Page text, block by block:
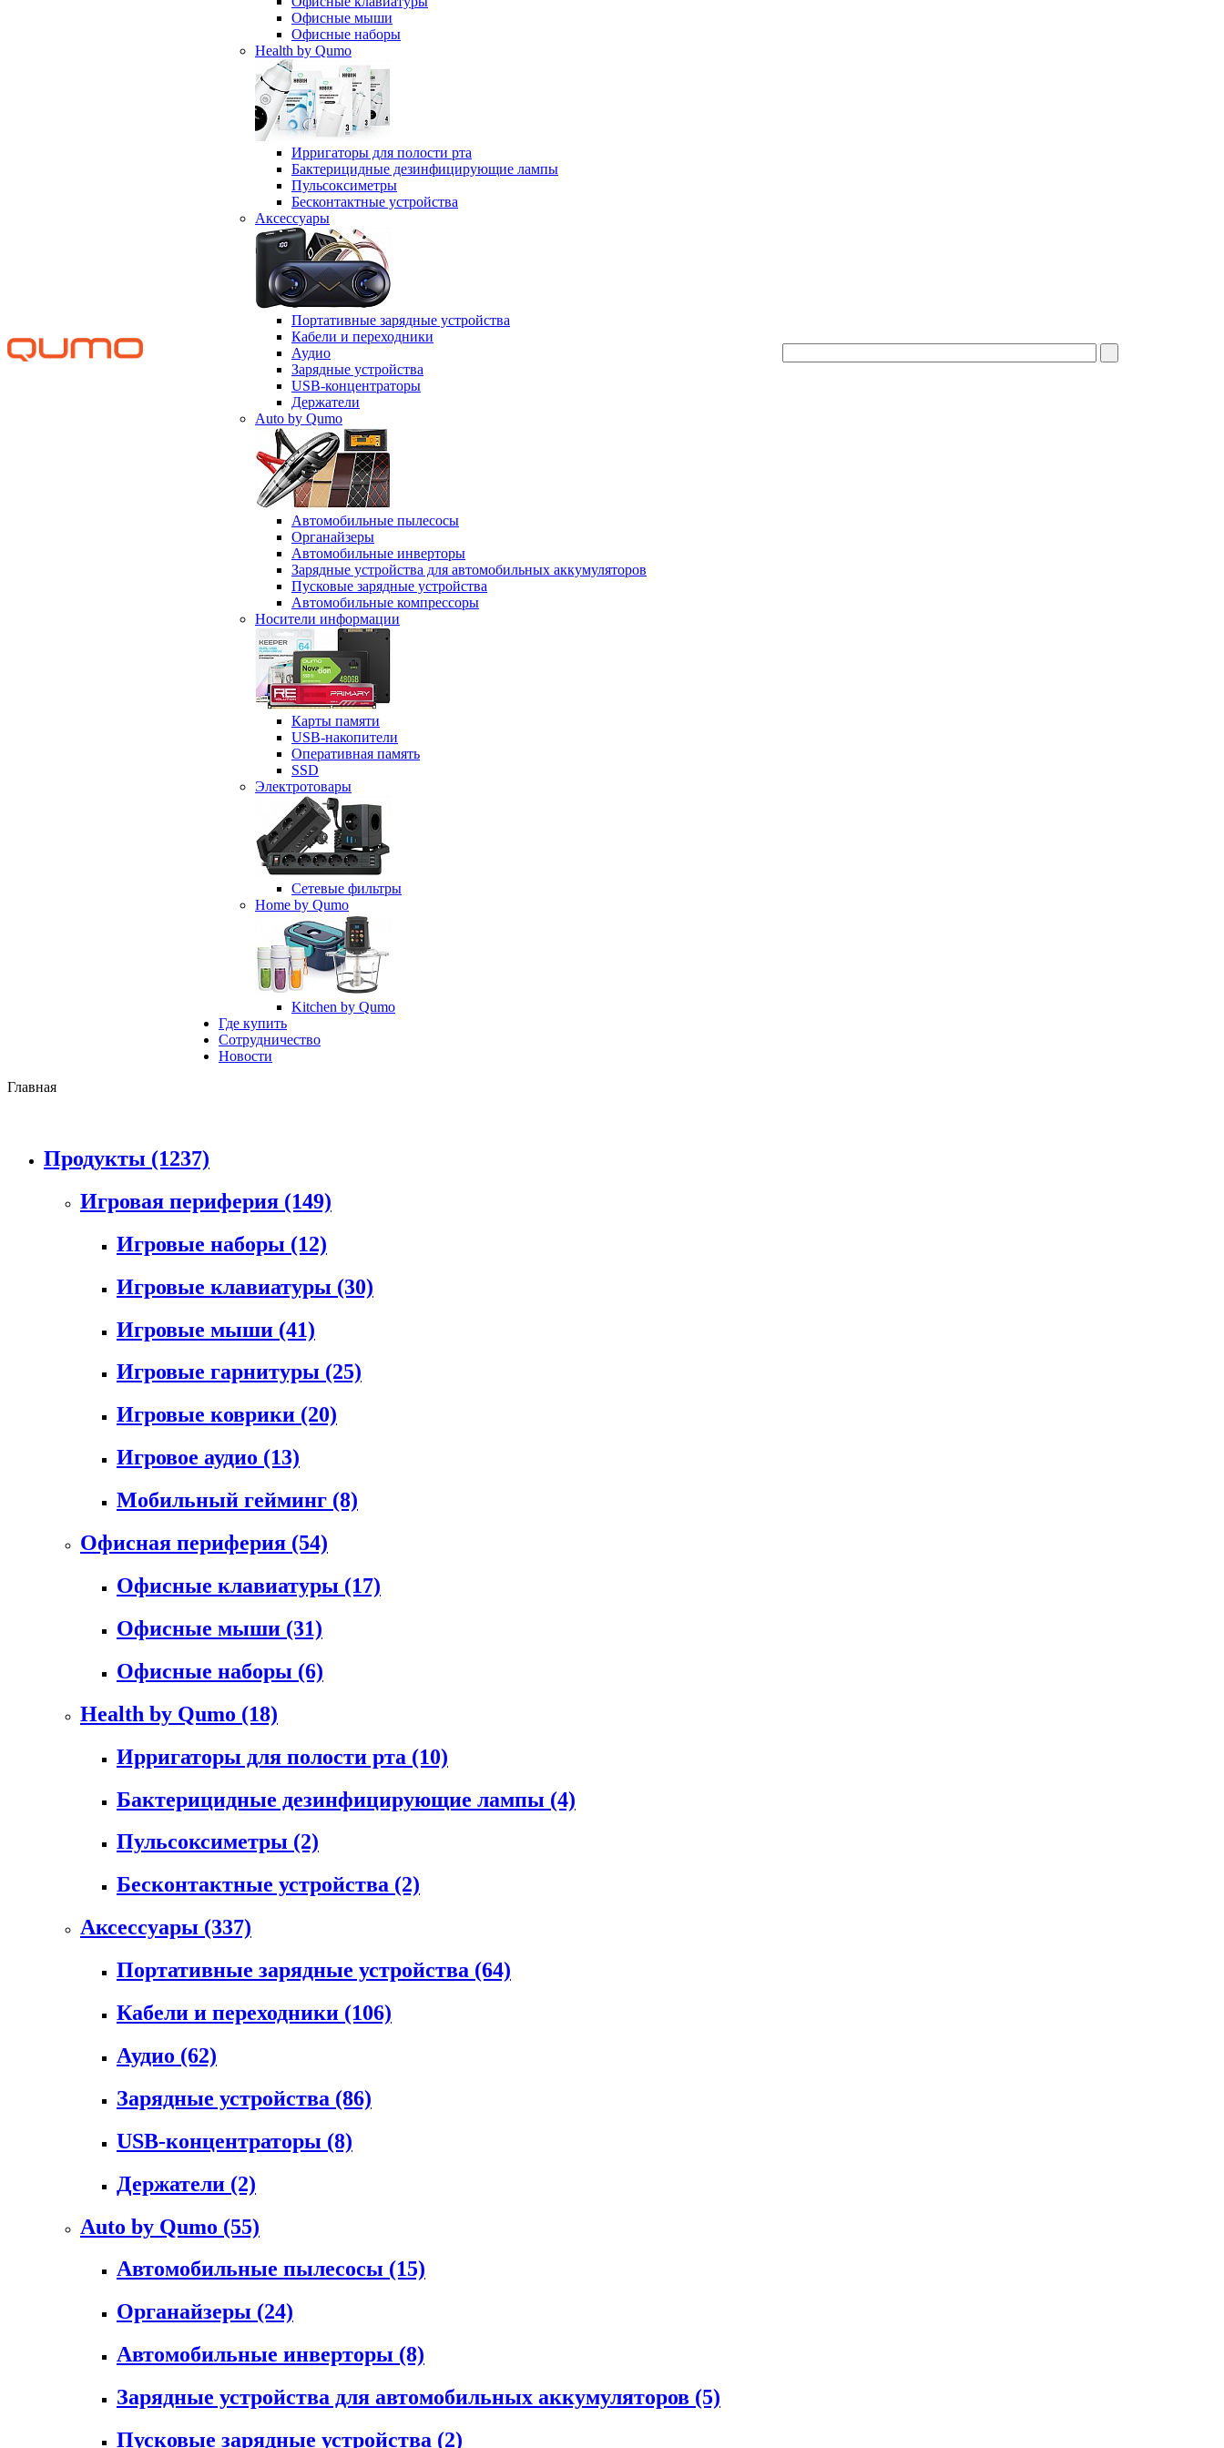
Офисные мыши
Офисные наборы
Health by Qumo
Ирригаторы для полости рта
Бактерицидные дезинфицирующие лампы
Пульсоксиметры
Бесконтактные устройства
Аксессуары
Портативные зарядные устройства
Кабели и переходники
Аудио
Зарядные устройства
USB-концентраторы
Держатели
Auto by Qumo
Автомобильные пылесосы
Органайзеры
Автомобильные инверторы
Зарядные устройства для автомобильных аккумуляторов
Пусковые зарядные устройства
Автомобильные компрессоры
Носители информации
Карты памяти
USB-накопители
Оперативная память
SSD
Электротовары
Сетевые фильтры
Home by Qumo
Kitchen by Qumo
Где купить
Сотрудничество
Новости
Главная
Продукты (1237)
Игровая периферия (149)
Игровые наборы (12)
Игровые клавиатуры (30)
Игровые мыши (41)
Игровые гарнитуры (25)
Игровые коврики (20)
Игровое аудио (13)
Мобильный гейминг (8)
Офисная периферия (54)
Офисные клавиатуры (17)
Офисные мыши (31)
Офисные наборы (6)
Health by Qumo (18)
Ирригаторы для полости рта (10)
Бактерицидные дезинфицирующие лампы (4)
Пульсоксиметры (2)
Бесконтактные устройства (2)
Аксессуары (337)
Портативные зарядные устройства (64)
Кабели и переходники (106)
Аудио (62)
Зарядные устройства (86)
USB-концентраторы (8)
Держатели (2)
Auto by Qumo (55)
Автомобильные пылесосы (15)
Органайзеры (24)
Автомобильные инверторы (8)
Зарядные устройства для автомобильных аккумуляторов (5)
Пусковые зарядные устройства (2)